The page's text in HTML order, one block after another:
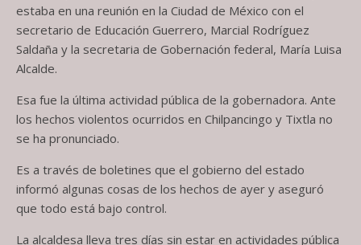
estaba en una reunión en la Ciudad de México con el
secretario de Educación Guerrero, Marcial Rodríguez
Saldaña y la secretaria de Gobernación federal, María Luisa
Alcalde.
Esa fue la última actividad pública de la gobernadora. Ante
los hechos violentos ocurridos en Chilpancingo y Tixtla no
se ha pronunciado.
Es a través de boletines que el gobierno del estado
informó algunas cosas de los hechos de ayer y aseguró
que todo está bajo control.
La alcaldesa lleva tres días sin estar en actividades pública